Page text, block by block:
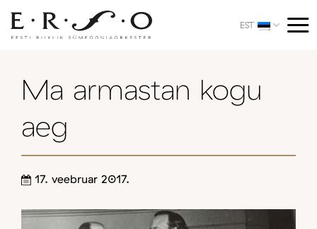
content
EST
Ma armastan kogu
aeg
17. veebruar 2017.